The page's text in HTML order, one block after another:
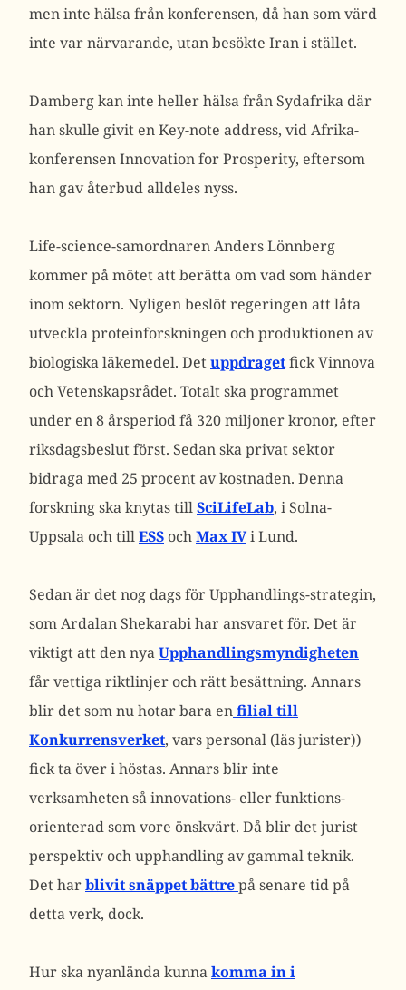
men inte hälsa från konferensen, då han som värd
inte var närvarande, utan besökte Iran i stället.
Damberg kan inte heller hälsa från Sydafrika där
han skulle givit en Key-note address, vid Afrika-
konferensen Innovation for Prosperity, eftersom
han gav återbud alldeles nyss.
Life-science-samordnaren Anders Lönnberg
kommer på mötet att berätta om vad som händer
inom sektorn. Nyligen beslöt regeringen att låta
utveckla proteinforskningen och produktionen av
biologiska läkemedel. Detuppdragetfick Vinnova
och Vetenskapsrådet. Totalt ska programmet
under en 8 årsperiod få 320 miljoner kronor, efter
riksdagsbeslut först. Sedan ska privat sektor
bidraga med 25 procent av kostnaden. Denna
forskning ska knytas tillSciLifeLab, i Solna-
Uppsala och tillESS ochMax IVi Lund.
Sedan är det nog dags för Upphandlings-strategin,
som Ardalan Shekarabi har ansvaret för. Det är
viktigt att den nyaUpphandlingsmyndigheten
får vettiga riktlinjer och rätt besättning. Annars
blir det som nu hotar bara enfilial till
Konkurrensverket, vars personal (läs jurister))
fick ta över i höstas. Annars blir inte
verksamheten så innovations- eller funktions-
orienterad som vore önskvärt. Då blir det jurist
perspektiv och upphandling av gammal teknik.
Det harblivit snäppet bättrepå senare tid på
detta verk, dock.
Hur ska nyanlända kunnakomma in i